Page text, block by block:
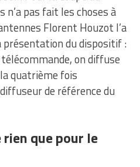
n’a pas fait les choses à
Florent Houzot l’a
du dispositif :
on diffuse
quatrième fois
de référence du
que pour le